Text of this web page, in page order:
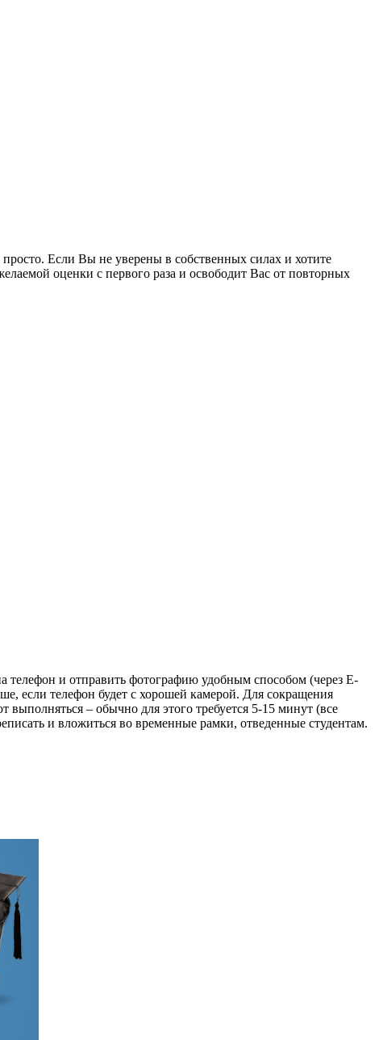
просто. Если Вы не уверены в собственных силах и хотите
оценки с первого раза и освободит Вас от повторных
телефон и отправить фотографию удобным способом (через E-
если телефон будет с хорошей камерой. Для сокращения
– обычно для этого требуется 5-15 минут (все
и вложиться во временные рамки, отведенные студентам.